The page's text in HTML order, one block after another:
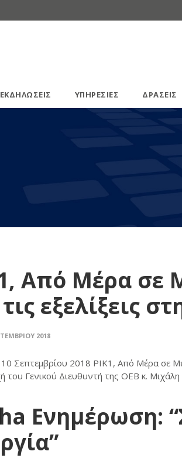
ΕΚΔΗΛΩΣΕΙΣ ΥΠΗΡΕΣΙΕΣ ΔΡΑΣΕΙΣ
Από Μέρα σε
εξελίξεις
2018
Σεπτεμβρίου 2018 ΡΙΚ1, Από Μέρα σε
του Γενικού Διευθυντή της ΟΕΒ κ.
Ενημέρωση: